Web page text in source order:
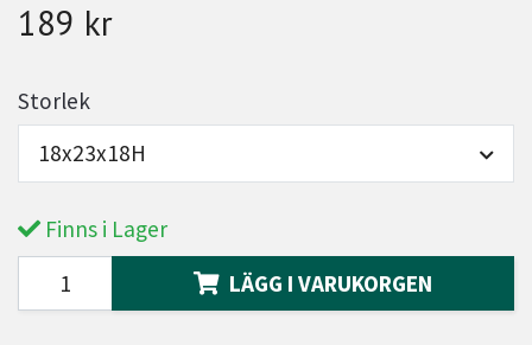
189 kr
Storlek
18x23x18H
Finns i Lager
LÄGG I VARUKORGEN